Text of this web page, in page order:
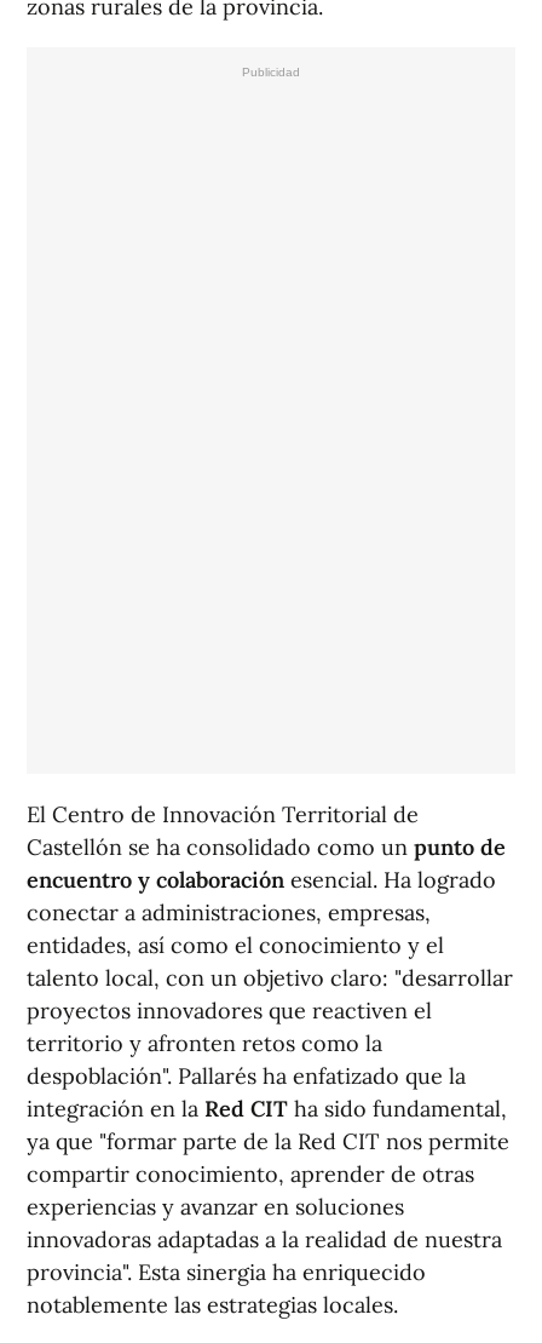
zonas rurales de la provincia.
El Centro de Innovación Territorial de
Castellón se ha consolidado como un punto de
encuentro y colaboración esencial. Ha logrado
conectar a administraciones, empresas,
entidades, así como el conocimiento y el
talento local, con un objetivo claro: "desarrollar
proyectos innovadores que reactiven el
territorio y afronten retos como la
despoblación". Pallarés ha enfatizado que la
integración en la Red CIT ha sido fundamental,
ya que "formar parte de la Red CIT nos permite
compartir conocimiento, aprender de otras
experiencias y avanzar en soluciones
innovadoras adaptadas a la realidad de nuestra
provincia". Esta sinergia ha enriquecido
notablemente las estrategias locales.